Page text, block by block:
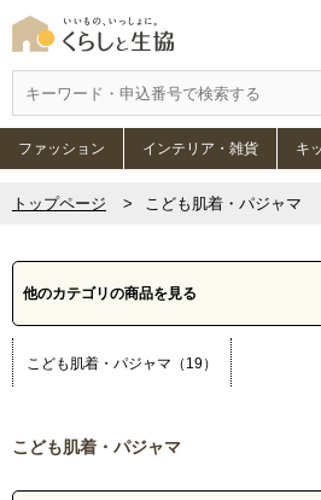
ファッション インテリア・雑貨 キ
トップページ こども肌着・パジャマ
他のカテゴリの商品を見る
こども肌着・パジャマ（19）
こども肌着・パジャマ